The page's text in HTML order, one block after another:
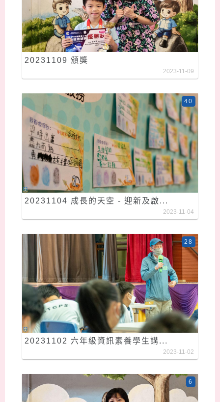
20231109 頒獎
2023-11-09
20231104 成長的天空 - 迎新及啟...
40
2023-11-04
20231102 六年級資訊素養學生講...
28
2023-11-02
6